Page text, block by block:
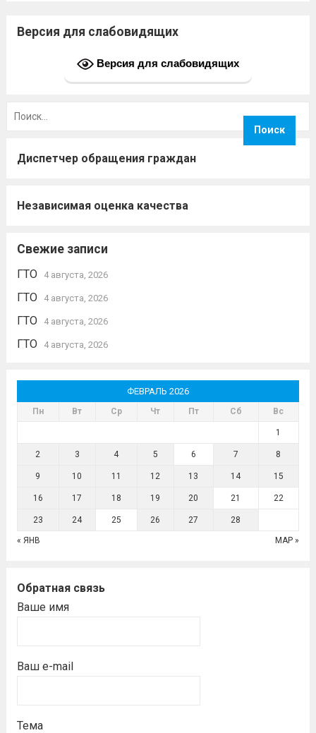
Версия для слабовидящих
Версия для слабовидящих
Диспетчер обращения граждан
Независимая оценка качества
Свежие записи
ГТО 4 августа, 2026
ГТО 4 августа, 2026
ГТО 4 августа, 2026
ГТО 4 августа, 2026
ФЕВРАЛЬ 2026
Пн Вт Ср Чт Пт Сб Вс
1
2 3 4 5 6 7 8
9 10 11 12 13 14 15
16 17 18 19 20 21 22
23 24 25 26 27 28
« ЯНВ МАР »
Обратная связь
Ваше имя
Ваш e-mail
Тема